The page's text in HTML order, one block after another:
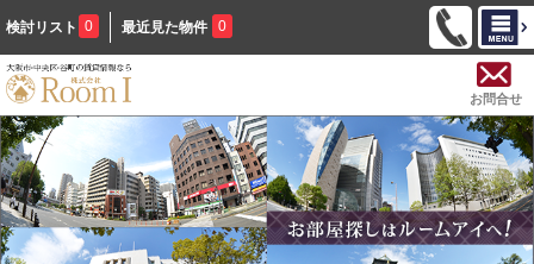
検討リスト 0 最近見た物件 0
お問合せ